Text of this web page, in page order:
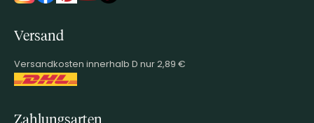
Versand
Versandkosten innerhalb D nur 2,89 €
Zahlungsarten